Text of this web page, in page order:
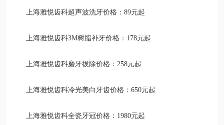
上海雅悦齿科超声波洗牙价格：89元起
上海雅悦齿科3M树脂补牙价格：178元起
上海雅悦齿科磨牙拔除价格：258元起
上海雅悦齿科冷光美白牙齿价格：650元起
上海雅悦齿科全瓷牙冠价格：1980元起